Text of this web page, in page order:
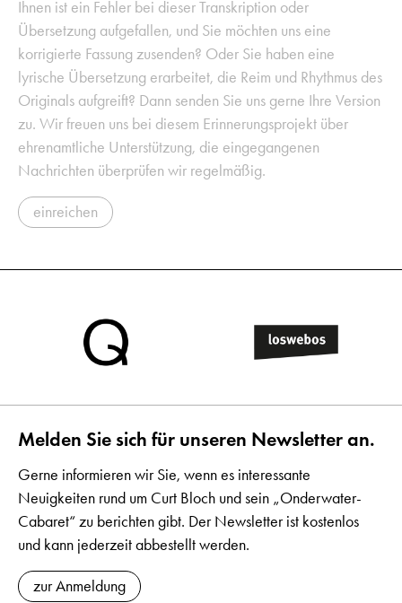
Ihnen ist ein Fehler bei dieser Transkription oder
Übersetzung aufgefallen, und Sie möchten uns eine
korrigierte Fassung zusenden? Oder Sie haben eine
lyrische Übersetzung erarbeitet, die Reim und Rhythmus des
Originals aufgreift? Dann senden Sie uns gerne Ihre Version
zu. Wir freuen uns bei diesem Erinnerungsprojekt über
ehrenamtliche Unterstützung, die eingegangenen
Nachrichten überprüfen wir regelmäßig.
einreichen
Melden Sie sich für unseren Newsletter an.
Gerne informieren wir Sie, wenn es interessante
Neuigkeiten rund um Curt Bloch und sein „Onderwater-
Cabaret“ zu berichten gibt. Der Newsletter ist kostenlos
und kann jederzeit abbestellt werden.
zur Anmeldung